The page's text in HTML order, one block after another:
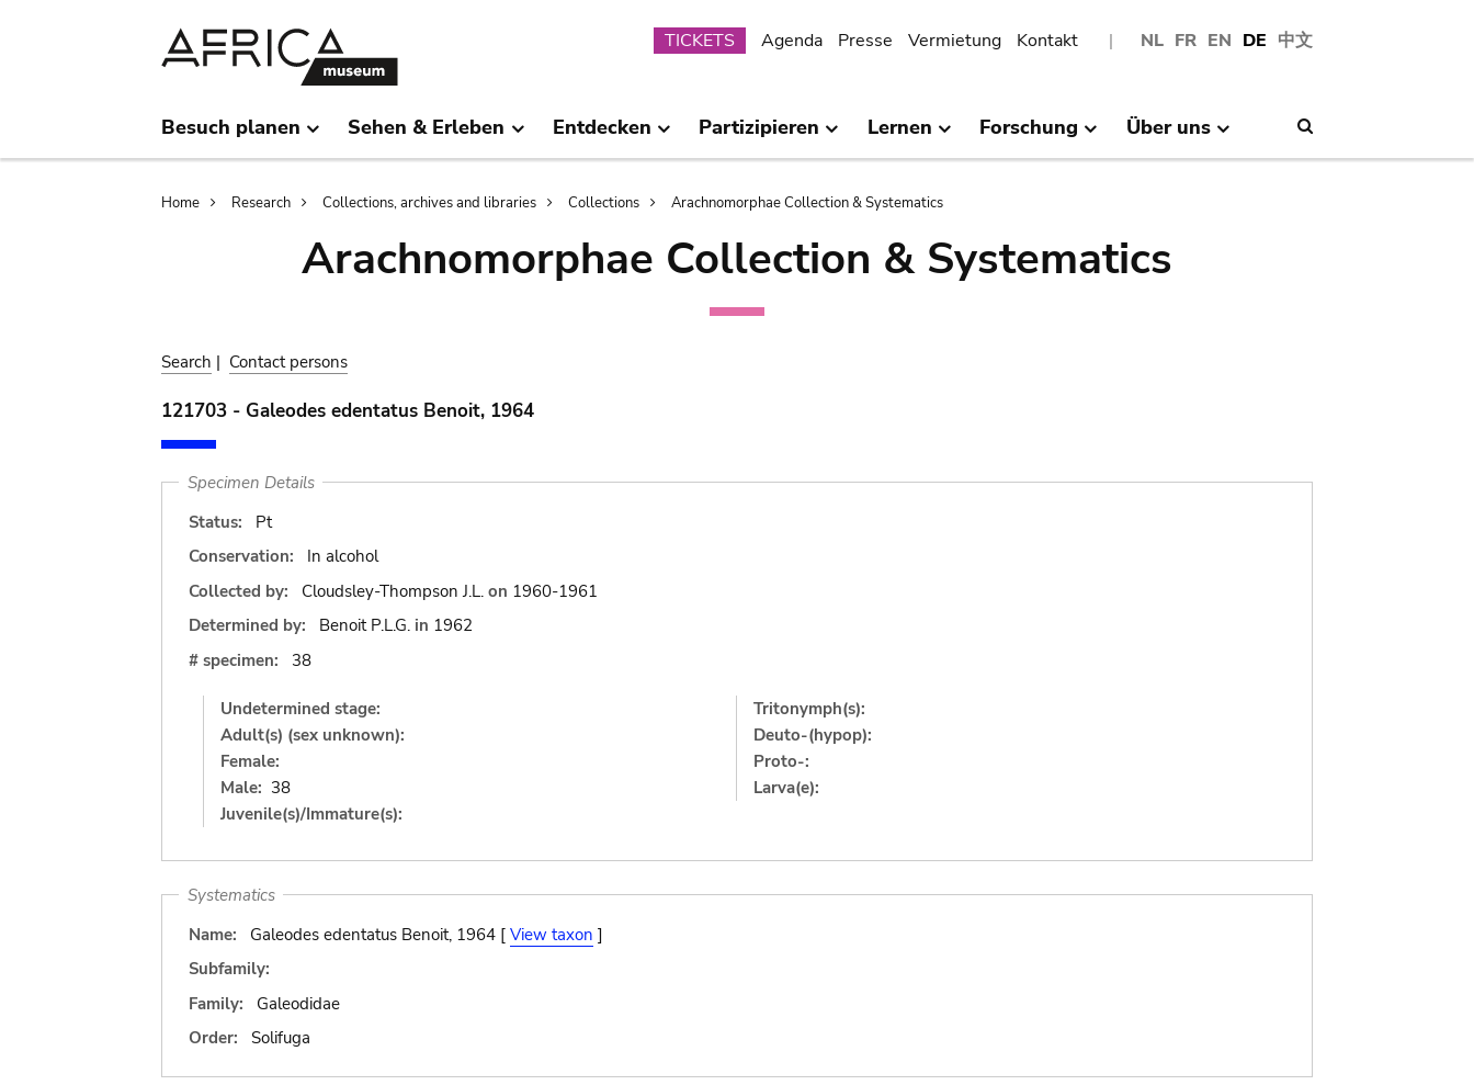
NL FR EN DE 中文
Submenu
TICKETS Agenda Presse Vermietung Kontakt
Besuch planen Sehen & Erleben Entdecken Partizipieren Lernen Forschung Über uns
Breadcrumb
Home Research Collections, archives and libraries Collections Arachnomorphae Collection & Systematics
Arachnomorphae Collection & Systematics
Search | Contact persons
121703 - Galeodes edentatus Benoit, 1964
Specimen Details
Status:
Pt
Conservation:
In alcohol
Collected by:
Cloudsley-Thompson J.L. on 1960-1961
Determined by:
Benoit P.L.G. in 1962
# specimen:
38
Undetermined stage:
Adult(s) (sex unknown):
Female:
Male: 38
Juvenile(s)/Immature(s):
Tritonymph(s):
Deuto-(hypop):
Proto-:
Larva(e):
Systematics
Name:
Galeodes edentatus Benoit, 1964 [ View taxon ]
Subfamily:
Family:
Galeodidae
Order:
Solifuga